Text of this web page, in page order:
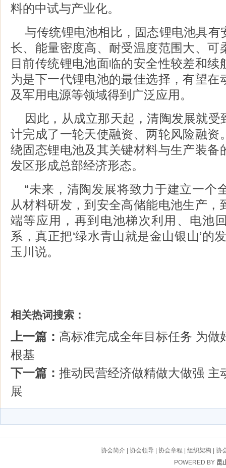
料的中试与产业化。
与传统锂电池相比，固态锂电池具有
长、能量密度高、耐受温度范围大、可
目前传统锂电池面临的安全性较差和续
为是下一代锂电池的最佳选择，有望在
及军用电源等领域得到广泛应用。
因此，从成立那天起，清陶发展就
计完成了一轮天使融资、两轮风险融资
绕固态锂电池及其关键材料与生产装备
发区形成总部经济形态。
“未来，清陶发展将致力于建立一个
从材料研发，到安全高储能电池生产，
端等应用，再到电池梯次利用、电池
系，真正把‘绿水青山就是金山银山’的
玉川说。
相关热词搜索：
上一篇： 高标准完成全年目标任务 为做
根基
下一篇： 推动民营经济做精做大做强 主
展
协会简介 |协会领导 |协会章程 |组织架构 |协
POWERED BY 昆